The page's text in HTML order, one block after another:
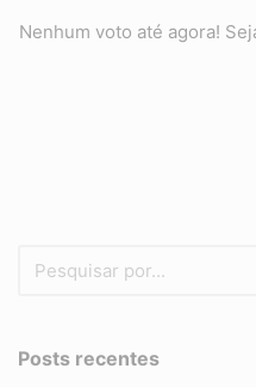
Nenhum voto até agora!
Posts recentes